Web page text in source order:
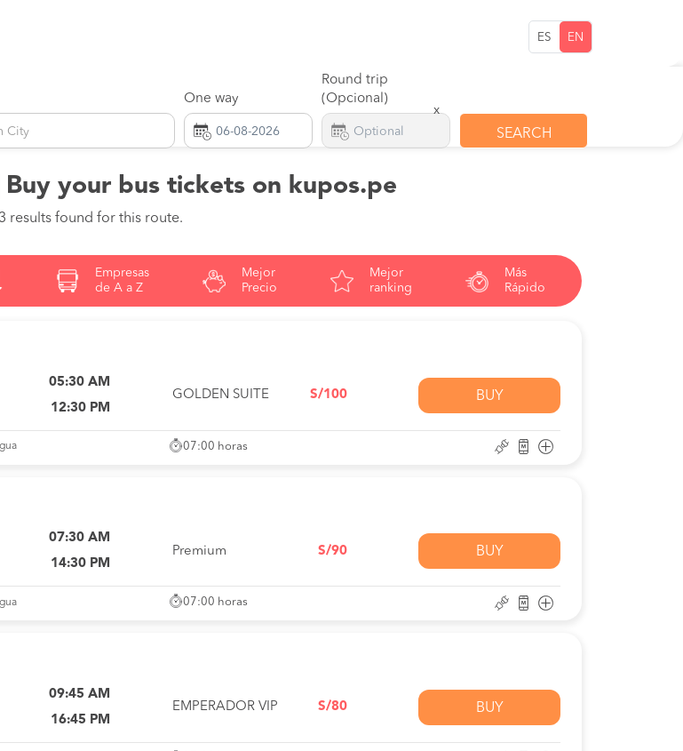
ES EN
City
One way
Round trip
(Opcional)
x
SEARCH
Buy your bus tickets on kupos.pe
results found for this route.
Empresas
de A a Z
Mejor
Precio
Mejor
ranking
Más
Rápido
05:30 AM
12:30 PM
GOLDEN SUITE S/100 BUY
07:00 horas
07:30 AM
14:30 PM
Premium S/90 BUY
07:00 horas
09:45 AM
16:45 PM
EMPERADOR VIP S/80 BUY